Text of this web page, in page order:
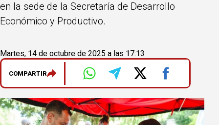
en la sede de la Secretaría de Desarrollo
Económico y Productivo.
Martes, 14 de octubre de 2025 a las 17:13
COMPARTIR